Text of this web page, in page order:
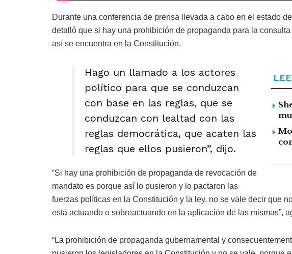
Durante una conferencia de prensa llevada a cabo en el estado
detalló que si hay una prohibición de propaganda para la
así se encuentra en la Constitución.
Hago un llamado a los actores
político para que se conduzcan
con base en las reglas, que se
conduzcan con lealtad con las
reglas democrática, que acaten las
reglas que ellos pusieron”, dijo.
“Si hay una prohibición de propaganda de revocación de
mandato es porque así lo pusieron y lo pactaron las
fuerzas políticas en la Constitución y la ley, no se vale decir que
está actuando o sobreactuando en la aplicación de las mismas”,
“La prohibición de propaganda gubernamental y